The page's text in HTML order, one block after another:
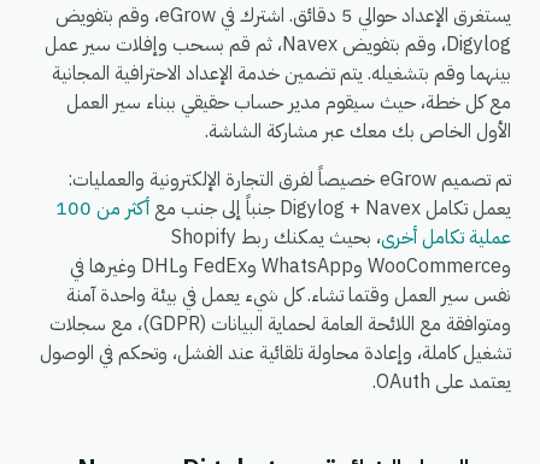
يستغرق الإعداد حوالي 5 دقائق. اشترك في eGrow، وقم بتفويض
Digylog، وقم بتفويض Navex، ثم قم بسحب وإفلات سير عمل
بينهما وقم بتشغيله. يتم تضمين خدمة الإعداد الاحترافية المجانية
مع كل خطة، حيث سيقوم مدير حساب حقيقي ببناء سير العمل
الأول الخاص بك معك عبر مشاركة الشاشة.
تم تصميم eGrow خصيصاً لفرق التجارة الإلكترونية والعمليات:
يعمل تكامل Digylog + Navex جنباً إلى جنب مع
أكثر من 100
عملية تكامل أخرى
، بحيث يمكنك ربط Shopify
وWooCommerce وWhatsApp وFedEx وDHL وغيرها في
نفس سير العمل وقتما تشاء. كل شيء يعمل في بيئة واحدة آمنة
ومتوافقة مع اللائحة العامة لحماية البيانات (GDPR)، مع سجلات
تشغيل كاملة، وإعادة محاولة تلقائية عند الفشل، وتحكم في الوصول
يعتمد على OAuth.